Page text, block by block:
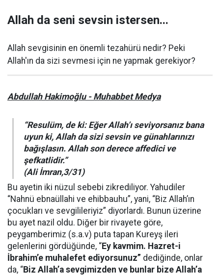
Allah da seni sevsin istersen...
Allah sevgisinin en önemli tezahürü nedir? Peki
Allah'ın da sizi sevmesi için ne yapmak gerekiyor?
Abdullah Hakimoğlu - Muhabbet Medya
“Resulüm, de ki: Eğer Allah’ı seviyorsanız bana
uyun ki, Allah da sizi sevsin ve günahlarınızı
bağışlasın. Allah son derece affedici ve
şefkatlidir.”
(Ali İmran,3/31)
Bu ayetin iki nüzul sebebi zikrediliyor. Yahudiler
“Nahnü ebnaüllahi ve ehibbauhu”, yani, “Biz Allah’ın
çocukları ve sevgilileriyiz” diyorlardı. Bunun üzerine
bu ayet nazil oldu. Diğer bir rivayete göre,
peygamberimiz (s.a.v) puta tapan Kureyş ileri
gelenlerini gördüğünde, “Ey kavmim. Hazret-i
İbrahim’e muhalefet ediyorsunuz” dediğinde, onlar
da, “Biz Allah’a sevgimizden ve bunlar bize Allah’a